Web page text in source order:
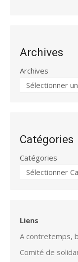
Archives
Archives
Catégories
Catégories
Liens
A contretemps,
Comité de